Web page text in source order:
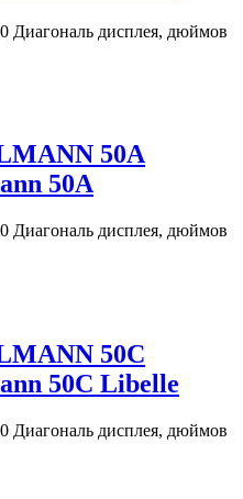
Диагональ дисплея, дюймов
50A
50A
Диагональ дисплея, дюймов
50C
50C Libelle
Диагональ дисплея, дюймов